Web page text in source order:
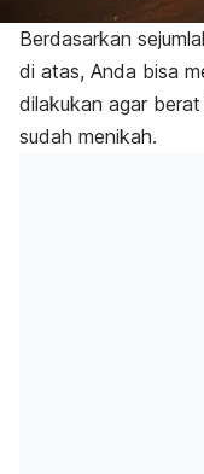
Berdasarkan
di atas, Anda bisa
dilakukan agar
sudah menikah.